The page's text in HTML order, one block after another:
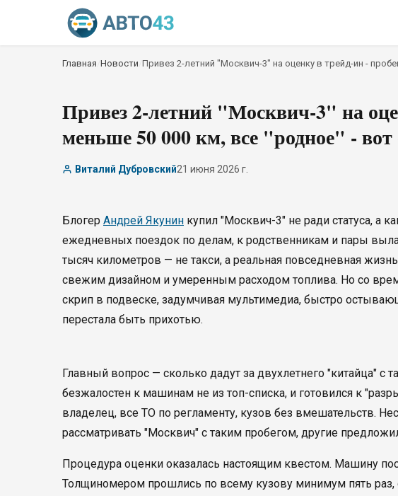
Главная Новости Привез 2-летний "Москвич-3" на оценку в трейд-ин -
Привез 2-летний "Москвич-3" на
меньше 50 000 км, все "родное" -
Виталий Дубровский21 июня 2026 г.
Блогер Андрей Якунин купил "Москвич-3" не ради статуса, а
ежедневных поездок по делам, к родственникам и пары
тысяч километров — не такси, а реальная повседневная
свежим дизайном и умеренным расходом топлива. Но со
скрип в подвеске, задумчивая мультимедиа, быстро
перестала быть прихотью.
Главный вопрос — сколько дадут за двухлетнего "китайца" с
безжалостен к машинам не из топ-списка, и готовился к
владелец, все ТО по регламенту, кузов без вмешательств.
рассматривать "Москвич" с таким пробегом, другие
Процедура оценки оказалась настоящим квестом. Машину
Толщиномером прошлись по всему кузову минимум пять